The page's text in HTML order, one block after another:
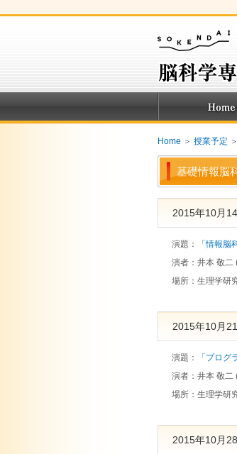
Home ＞ 授業予定
基礎情報脳
2015年10月
演題：
「情報脳
演者： 井本 敬二
場所： 生理学研
2015年10月
演題：
「プロ
演者： 井本 敬二
場所： 生理学研
2015年10月